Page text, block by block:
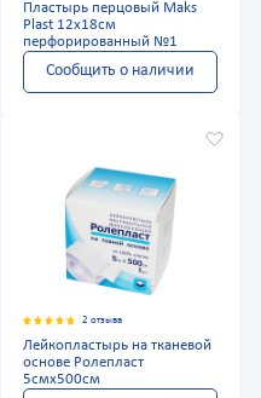
Пластырь перцовый Maks
Plast 12х18см
перфорированный №1
Сообщить о наличии
2 отзыва
Лейкопластырь на тканевой
основе Ролепласт
5смх500см